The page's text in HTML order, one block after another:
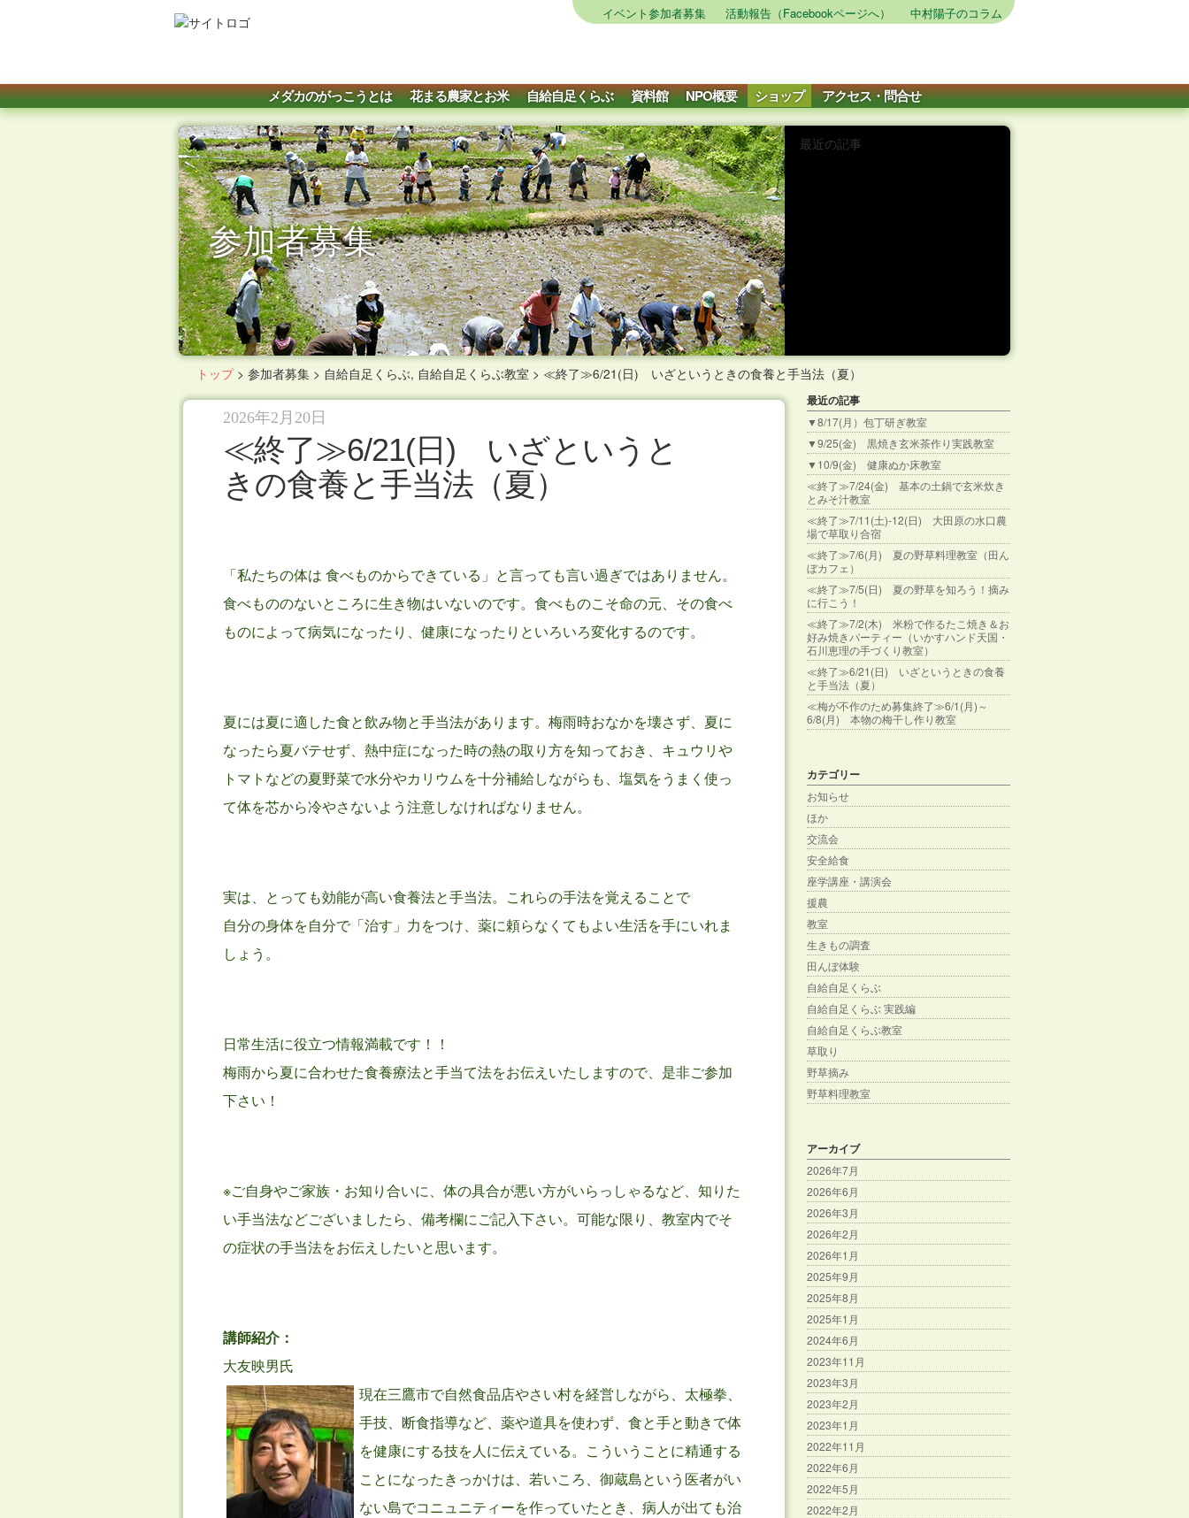
イベント参加者募集 活動報告（Facebookページへ） 中村陽子のコラム
メダカのがっこうとは 花まる農家とお米 自給自足くらぶ 資料館 NPO概要 ショップ アクセス・問合せ
参加者募集
最近の記事
トップ> 参加者募集 > 自給自足くらぶ, 自給自足くらぶ教室 > ≪終了≫6/21(日) いざというときの食養と手当法（夏）
2026年2月20日
≪終了≫6/21(日) いざというと
きの食養と手当法（夏）
「私たちの体は 食べものからできている」と言っても言い過ぎではありません。
食べもののないところに生き物はいないのです。食べものこそ命の元、その食べ
ものによって病気になったり、健康になったりといろいろ変化するのです。
夏には夏に適した食と飲み物と手当法があります。梅雨時おなかを壊さず、夏に
なったら夏バテせず、熱中症になった時の熱の取り方を知っておき、キュウリや
トマトなどの夏野菜で水分やカリウムを十分補給しながらも、塩気をうまく使っ
て体を芯から冷やさないよう注意しなければなりません。
実は、とっても効能が高い食養法と手当法。これらの手法を覚えることで
自分の身体を自分で「治す」力をつけ、薬に頼らなくてもよい生活を手にいれま
しょう。
日常生活に役立つ情報満載です！！
梅雨から夏に合わせた食養療法と手当て法をお伝えいたしますので、是非ご参加
下さい！
※ご自身やご家族・お知り合いに、体の具合が悪い方がいらっしゃるなど、知りた
い手当法などございましたら、備考欄にご記入下さい。可能な限り、教室内でそ
の症状の手当法をお伝えしたいと思います。
講師紹介：
大友映男氏
現在三鷹市で自然食品店やさい村を経営しながら、太極拳、
手技、断食指導など、薬や道具を使わず、食と手と動きで体
を健康にする技を人に伝えている。こういうことに精通する
ことになったきっかけは、若いころ、御蔵島という医者がい
ない島でコニュニティーを作っていたとき、病人が出ても治
最近の記事
▼8/17(月）包丁研ぎ教室
▼9/25(金) 黒焼き玄米茶作り実践教室
▼10/9(金) 健康ぬか床教室
≪終了≫7/24(金) 基本の土鍋で玄米炊き
とみそ汁教室
≪終了≫7/11(土)-12(日) 大田原の水口農
場で草取り合宿
≪終了≫7/6(月) 夏の野草料理教室（田ん
ぼカフェ）
≪終了≫7/5(日) 夏の野草を知ろう！摘み
に行こう！
≪終了≫7/2(木) 米粉で作るたこ焼き＆お
好み焼きパーティー（いかすハンド天国・
石川恵理の手づくり教室）
≪終了≫6/21(日) いざというときの食養
と手当法（夏）
≪梅が不作のため募集終了≫6/1(月)～
6/8(月) 本物の梅干し作り教室
カテゴリー
お知らせ
ほか
交流会
安全給食
座学講座・講演会
援農
教室
生きもの調査
田んぼ体験
自給自足くらぶ
自給自足くらぶ 実践編
自給自足くらぶ教室
草取り
野草摘み
野草料理教室
アーカイブ
2026年7月
2026年6月
2026年3月
2026年2月
2026年1月
2025年9月
2025年8月
2025年1月
2024年6月
2023年11月
2023年3月
2023年2月
2023年1月
2022年11月
2022年6月
2022年5月
2022年2月